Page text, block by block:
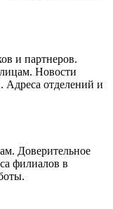
и партнеров.
Новости
Адреса отделений и
Доверительное
филиалов в